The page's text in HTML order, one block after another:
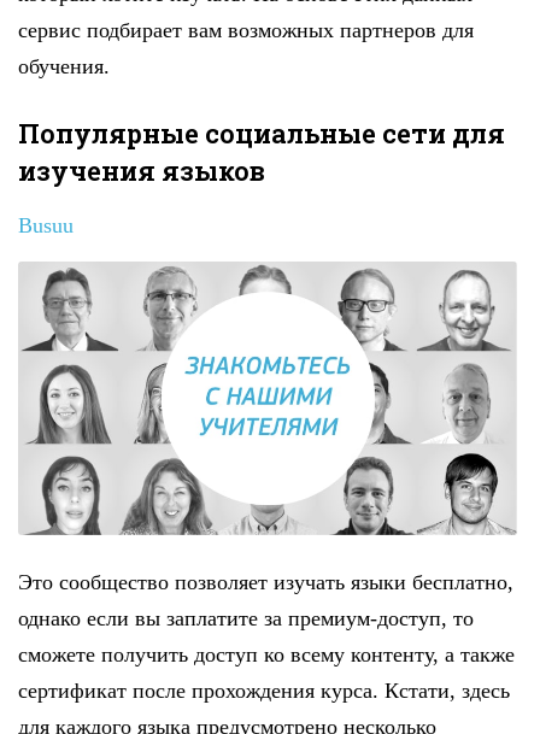
сервис подбирает вам возможных партнеров для
обучения.
Популярные социальные сети для
изучения языков
Busuu
Это сообщество позволяет изучать языки бесплатно,
однако если вы заплатите за премиум-доступ, то
сможете получить доступ ко всему контенту, а также
сертификат после прохождения курса. Кстати, здесь
для каждого языка предусмотрено несколько